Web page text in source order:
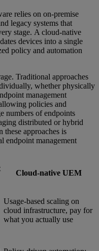
relies on on-premise
legacy systems that
stage. A cloud-native
devices into a single
policy and automation
Traditional approaches
whether physically
management
policies and
numbers of endpoints
distributed or hybrid
these approaches is
endpoint management
Cloud-native UEM
Usage-based scaling on
cloud infrastructure, pay for
what you actually use